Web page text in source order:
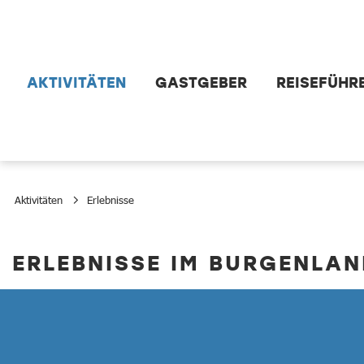
AKTIVITÄTEN GASTGEBER
Aktivitäten Erlebnisse
Erlebnisse
ERLEBNISSE IM